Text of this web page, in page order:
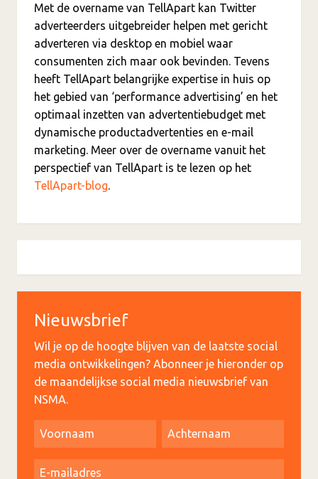
Met de overname van TellApart kan Twitter
adverteerders uitgebreider helpen met gericht
adverteren via desktop en mobiel waar
consumenten zich maar ook bevinden. Tevens
heeft TellApart belangrijke expertise in huis op
het gebied van ‘performance advertising’ en het
optimaal inzetten van advertentiebudget met
dynamische productadvertenties en e-mail
marketing. Meer over de overname vanuit het
perspectief van TellApart is te lezen op het
TellApart-blog
Nieuwsbrief
Wil je op de hoogte blijven van de laatste social
media ontwikkelingen? Abonneer je hieronder op
de maandelijkse social media nieuwsbrief van
NSMA.